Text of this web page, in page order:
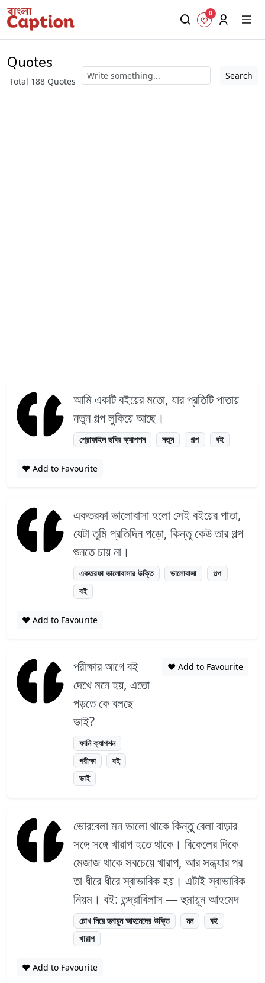
0
Quotes
Total 188 Quotes
Search
আমি একটি বইয়ের মতো, যার প্রতিটি পাতায়
নতুন গল্প লুকিয়ে আছে।
প্রোফাইল ছবির ক্যাপশন নতুন গল্প বই
❤️ Add to Favourite
একতরফা ভালোবাসা হলো সেই বইয়ের পাতা,
যেটা তুমি প্রতিদিন পড়ো, কিন্তু কেউ তার গল্প
শুনতে চায় না।
একতরফা ভালোবাসার উক্তি ভালোবাসা
গল্প
বই
❤️ Add to Favourite
পরীক্ষার আগে বই
দেখে মনে হয়, এতো
পড়তে কে বলছে
ভাই?
ফানি ক্যাপশন
পরীক্ষা
বই
ভাই
❤️ Add to Favourite
ভোরবেলা মন ভালো থাকে কিন্তু বেলা বাড়ার
সঙ্গে সঙ্গে খারাপ হতে থাকে। বিকেলের দিকে
মেজাজ থাকে সবচেয়ে খারাপ, আর সন্ধ্যার পর
তা ধীরে ধীরে স্বাভাবিক হয়। এটাই স্বাভাবিক
নিয়ম। বই: তন্দ্রাবিলাস — হুমায়ূন আহমেদ
চোখ নিয়ে হুমায়ুন আহমেদের উক্তি মন
বই
খারাপ
❤️ Add to Favourite